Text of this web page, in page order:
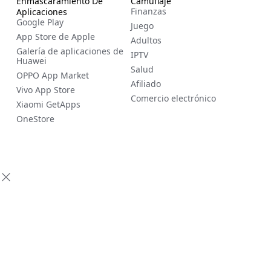
Finanzas
Juego
Adultos
IPTV
Salud
Afiliado
Comercio electrónico
Aplicaciones
Google Play
App Store de Apple
Galería de aplicaciones de
Huawei
OPPO App Market
Vivo App Store
Xiaomi GetApps
OneStore